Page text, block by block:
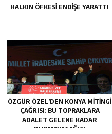
HALKIN ÖFKESI ENDIŞE YARATTI
ÖZGÜR ÖZEL’DEN KONYA MITINGI
ÇAĞRISI: BU TOPRAKLARA
ADALET GELENE KADAR
DURMAYACAĞIZ!